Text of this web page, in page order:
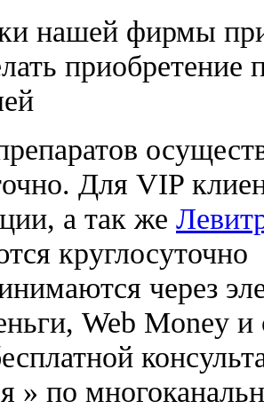
нашей фирмы
приобретение
Для VIP
а так же
круглосуточно
через
Web Money и
» по